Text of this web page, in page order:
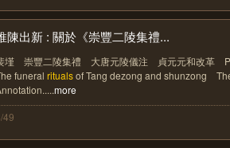
陳出新 : 關於《崇豐二陵集禮...
墐 崇豐二陵集禮 大唐元陵儀注 貞元元和改革
funeral ritualsof Tang dezong and shunzong
more
49